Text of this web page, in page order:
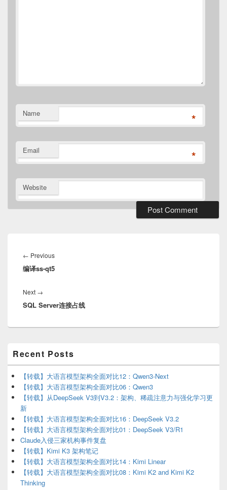
Name *
Email *
Website
navigation
← PreviousPrevious
post:
编译ss-qt5
Next →
post:
SQL Server连接占线
Sidebar
Widget
Area
Recent Posts
【转载】大语言模型架构全面对比12：Qwen3-Next
【转载】大语言模型架构全面对比06：Qwen3
【转载】从DeepSeek V3到V3.2：架构、稀疏注意力与强化学习更
新
【转载】大语言模型架构全面对比16：DeepSeek V3.2
【转载】大语言模型架构全面对比01：DeepSeek V3/R1
Claude入侵三家机构事件复盘
【转载】Kimi K3 架构笔记
【转载】大语言模型架构全面对比14：Kimi Linear
【转载】大语言模型架构全面对比08：Kimi K2 and Kimi K2
Thinking